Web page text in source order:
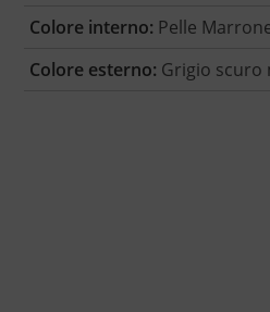
Colore interno: Pelle
Colore esterno: Grigio scuro